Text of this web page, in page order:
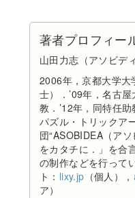
著者プロフィー
山田力志（アソビディ
2006年，京都大学大
士）．’09年，名古
教．’12年，同特任助
パズル・トリックア
団“ASOBIDEA（ア
をカタチに．」を合
の制作などを行って
ト： lixy.jp （個人），
ア）